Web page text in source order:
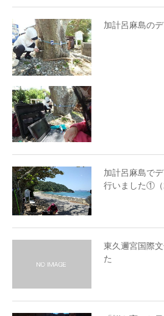
加計呂麻島の
加計呂麻島で
行いました①（
東久邇宮国際
た